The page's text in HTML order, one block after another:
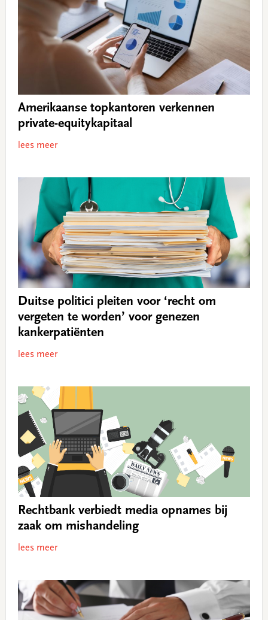
Amerikaanse topkantoren verkennen
private-equitykapitaal
lees meer
Duitse politici pleiten voor ‘recht om
vergeten te worden’ voor genezen
kankerpatiënten
lees meer
Rechtbank verbiedt media opnames bij
zaak om mishandeling
lees meer